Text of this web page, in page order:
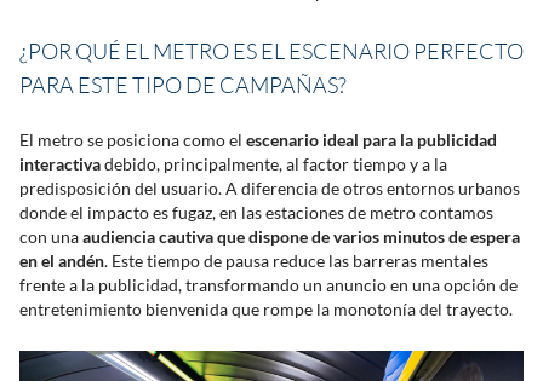
¿POR QUÉ EL METRO ES EL ESCENARIO PERFECTO
PARA ESTE TIPO DE CAMPAÑAS?
El metro se posiciona como el escenario ideal para la publicidad
interactivadebido, principalmente, al factor tiempo y a la
predisposición del usuario. A diferencia de otros entornos urbanos
donde el impacto es fugaz, en las estaciones de metro contamos
con unaaudiencia cautiva que dispone de varios minutos de espera
en el andén. Este tiempo de pausa reduce las barreras mentales
frente a la publicidad, transformando un anuncio en una opción de
entretenimiento bienvenida que rompe la monotonía del trayecto.